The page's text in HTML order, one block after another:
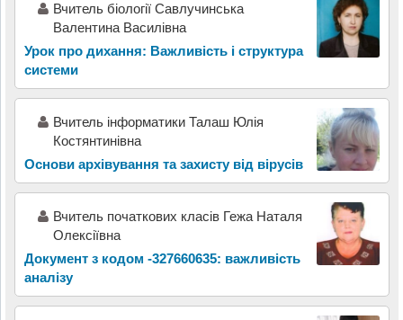
Вчитель біології Савлучинська
Валентина Василівна
Урок про дихання: Важливість і структура
системи
Вчитель інформатики Талаш Юлія
Костянтинівна
Основи архівування та захисту від вірусів
Вчитель початкових класів Гежа Наталя
Олексіївна
Документ з кодом -327660635: важливість
аналізу